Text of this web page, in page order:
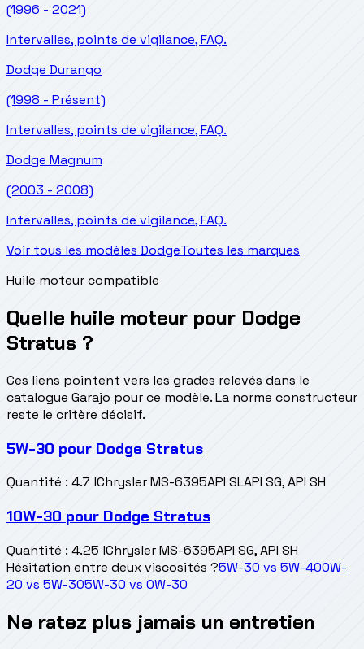
(1996 - 2021)
Intervalles, points de vigilance, FAQ.
Dodge Durango
(1998 - Présent)
Intervalles, points de vigilance, FAQ.
Dodge Magnum
(2003 - 2008)
Intervalles, points de vigilance, FAQ.
Voir tous les modèles DodgeToutes les marques
Huile moteur compatible
Quelle huile moteur pour Dodge
Stratus ?
Ces liens pointent vers les grades relevés dans le
catalogue Garajo pour ce modèle. La norme constructeur
reste le critère décisif.
5W-30 pour Dodge Stratus
Quantité : 4.7 lChrysler MS-6395API SLAPI SG, API SH
10W-30 pour Dodge Stratus
Quantité : 4.25 lChrysler MS-6395API SG, API SH
Hésitation entre deux viscosités ?5W-30 vs 5W-400W-
20 vs 5W-305W-30 vs 0W-30
Ne ratez plus jamais un entretien